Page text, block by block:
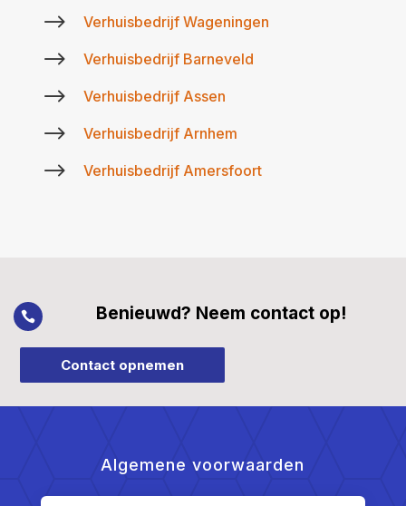
$ Verhuisbedrijf Wageningen
$ Verhuisbedrijf Barneveld
$ Verhuisbedrijf Assen
$ Verhuisbedrijf Arnhem
$ Verhuisbedrijf Amersfoort
 Benieuwd? Neem contact op!
Contact opnemen
Algemene voorwaarden